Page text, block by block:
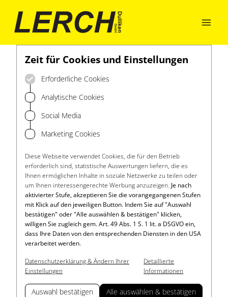

Zeit für Cookies und Einstellungen
Erforderliche Cookies
Analytische Cookies
Social Media
Marketing Cookies
Diese Webseite verwendet Cookies, die für den Betrieb
erforderlich sind, statistische Auswertungen liefern, die es
Ihnen ermöglichen Inhalte in soziale Netzwerke zu teilen oder
um Ihnen interessengerechte Werbung anzuzeigen. Je nach
aktivierter Stufe, akzeptieren Sie die vorangegangenen Stufen
mit Klick auf den jeweiligen Button. Indem Sie auf "Auswahl
bestätigen" oder "Alle auswählen & bestätigen" klicken,
willigen Sie zugleich gem. Art. 49 Abs. 1 S. 1 lit. a DSGVO ein,
dass Ihre Daten von den entsprechenden Diensten in den USA
verarbeitet werden.
Datenschutzerklärung & Ändern Ihrer
Einstellungen
Detaillierte
Informationen
Auswahl bestätigen Alle auswählen & bestätigen